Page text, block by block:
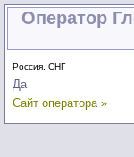
Оператор
Россия, СНГ
Да
Сайт оператора »